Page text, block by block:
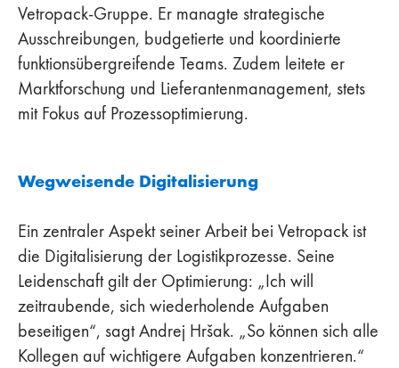
Vetropack-Gruppe. Er managte strategische
Ausschreibungen, budgetierte und koordinierte
funktionsübergreifende Teams. Zudem leitete er
Marktforschung und Lieferantenmanagement, stets
mit Fokus auf Prozessoptimierung.
Wegweisende Digitalisierung
Ein zentraler Aspekt seiner Arbeit bei Vetropack ist
die Digitalisierung der Logistikprozesse. Seine
Leidenschaft gilt der Optimierung: „Ich will
zeitraubende, sich wiederholende Aufgaben
beseitigen“, sagt Andrej Hršak. „So können sich alle
Kollegen auf wichtigere Aufgaben konzentrieren.“